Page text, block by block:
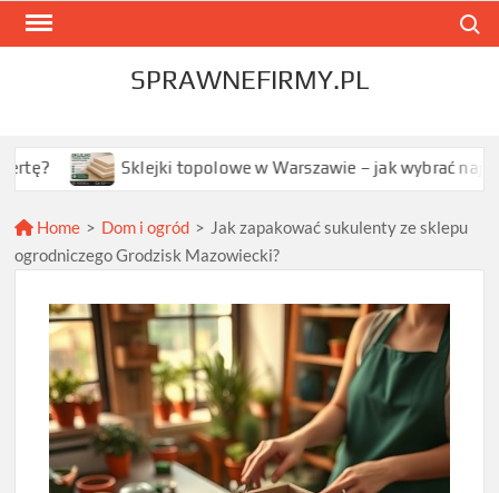
Skip
SPRAWNEFIRMY.PL
Sklejki topolowe w Warszawie – jak wybrać najlepszą opcję
Home > Dom i ogród > Jak zapakować sukulenty ze sklepu
ogrodniczego Grodzisk Mazowiecki?